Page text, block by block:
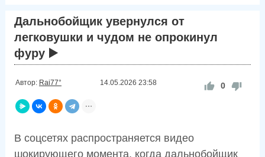
Дальнобойщик увернулся от
легковушки и чудом не опрокинул
фуру ▶️
Автор: Rai77° 14.05.2026 23:58 0
В соцсетях распространяется видео
шокирующего момента, когда дальнобойщик